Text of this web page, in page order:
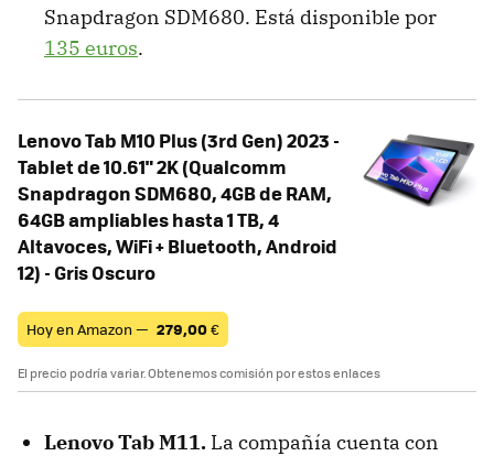
Snapdragon SDM680. Está disponible por
135 euros.
Lenovo Tab M10 Plus (3rd Gen) 2023 -
Tablet de 10.61" 2K (Qualcomm
Snapdragon SDM680, 4GB de RAM,
64GB ampliables hasta 1 TB, 4
Altavoces, WiFi + Bluetooth, Android
12) - Gris Oscuro
Hoy en Amazon — 279,00€
El precio podría variar. Obtenemos comisión por estos enlaces
Lenovo Tab M11. La compañía cuenta con